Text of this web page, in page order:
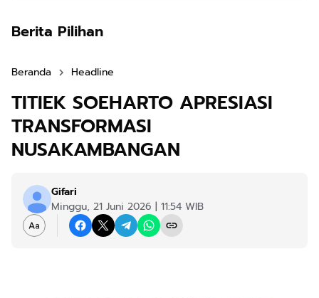
Berita Pilihan
Beranda Headline
TITIEK SOEHARTO APRESIASI
TRANSFORMASI
NUSAKAMBANGAN
Gifari
Minggu, 21 Juni 2026 | 11:54 WIB